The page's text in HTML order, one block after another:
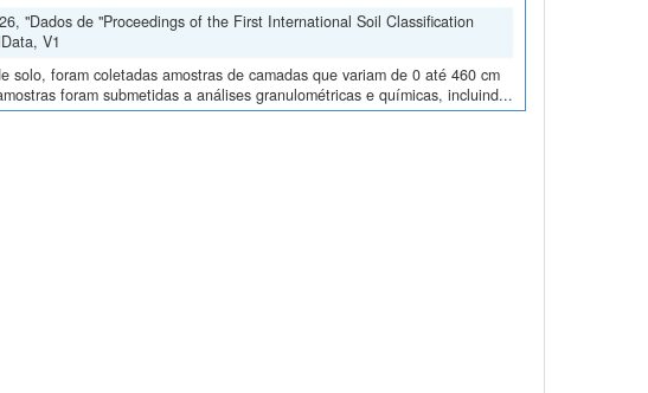
"Dados de "Proceedings of the First International Soil Classification
V1
solo, foram coletadas amostras de camadas que variam de 0 até 460 cm
foram submetidas a análises granulométricas e químicas, incluind...